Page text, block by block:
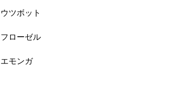
ウツボット
フローゼル
エモンガ